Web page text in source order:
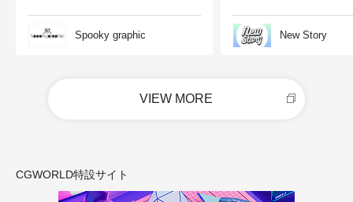
Spooky graphic New Story
VIEW MORE
CGWORLD特設サイト